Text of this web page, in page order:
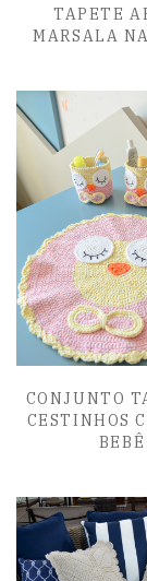
TAPETE
MARSALA
CONJUNTO
CESTINHOS
BEBÊ